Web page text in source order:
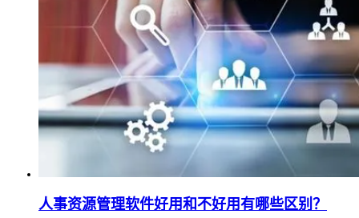
人事资源管理软件好用和不好用有哪些区别？